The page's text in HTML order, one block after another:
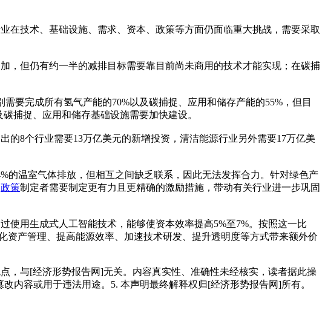
在技术、基础设施、需求、资本、政策等方面仍面临重大挑战，需要采取
，但仍有约一半的减排目标需要靠目前尚未商用的技术才能实现；在碳捕
要完成所有氢气产能的70%以及碳捕捉、应用和储存产能的55%，但目
捕捉、应用和储存基础设施需要加快建设。
的8个行业需要13万亿美元的新增投资，清洁能源行业另外需要17万亿美
的温室气体排放，但相互之间缺乏联系，因此无法发挥合力。针对绿色产
政策制定者需要制定更有力且更精确的激励措施，带动有关行业进一步巩固
使用生成式人工智能技术，能够使资本效率提高5%至7%。按照这一比
资产管理、提高能源效率、加速技术研发、提升透明度等方式带来额外价
，与[经济形势报告网]无关。内容真实性、准确性未经核实，读者据此操
内容或用于违法用途。5. 本声明最终解释权归[经济形势报告网]所有。